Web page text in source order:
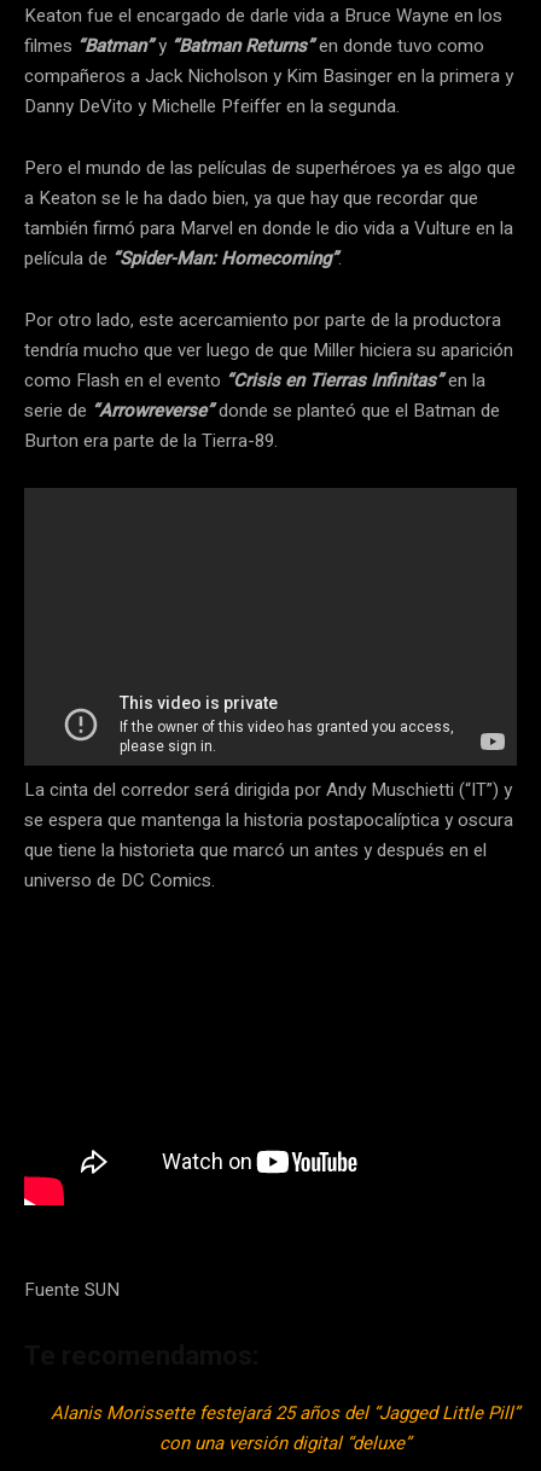
Keaton fue el encargado de darle vida a Bruce Wayne en los
filmes “Batman”y “Batman Returns”en donde tuvo como
compañeros a Jack Nicholson y Kim Basinger en la primera y
Danny DeVito y Michelle Pfeiffer en la segunda.
Pero el mundo de las películas de superhéroes ya es algo que
a Keaton se le ha dado bien, ya que hay que recordar que
también firmó para Marvel en donde le dio vida a Vulture en la
película de “Spider-Man: Homecoming”.
Por otro lado, este acercamiento por parte de la productora
tendría mucho que ver luego de que Miller hiciera su aparición
como Flash en el evento “Crisis en Tierras Infinitas”en la
serie de “Arrowreverse”donde se planteó que el Batman de
Burton era parte de la Tierra-89.
La cinta del corredor será dirigida por Andy Muschietti (“IT”) y
se espera que mantenga la historia postapocalíptica y oscura
que tiene la historieta que marcó un antes y después en el
universo de DC Comics.
Fuente SUN
Alanis Morissette festejará 25 años del “Jagged Little Pill”
con una versión digital “deluxe”